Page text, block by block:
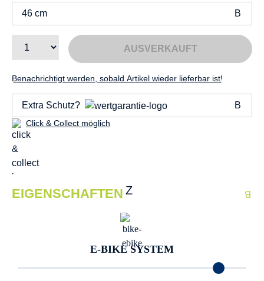
46 cm
AUSVERKAUFT
Benachrichtigt werden, sobald Artikel wieder lieferbar ist!
Extra Schutz?
Click & Collect möglich
EIGENSCHAFTEN
E-BIKE SYSTEM